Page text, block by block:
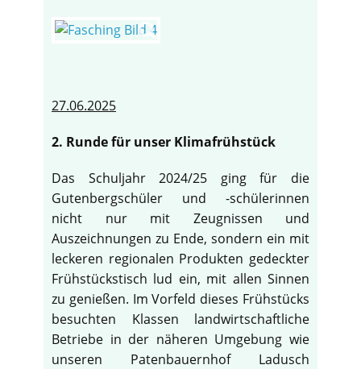
27.06.2025
2. Runde für unser Klimafrühstück
Das Schuljahr 2024/25 ging für die
Gutenbergschüler und -schülerinnen
nicht nur mit Zeugnissen und
Auszeichnungen zu Ende, sondern ein mit
leckeren regionalen Produkten gedeckter
Frühstückstisch lud ein, mit allen Sinnen
zu genießen. Im Vorfeld dieses Frühstücks
besuchten Klassen landwirtschaftliche
Betriebe in der näheren Umgebung wie
unseren Patenbauernhof Ladusch